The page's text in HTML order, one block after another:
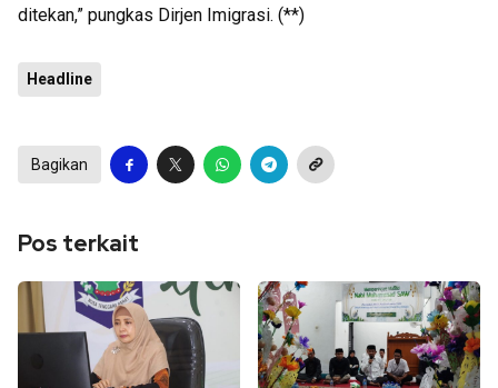
ditekan,” pungkas Dirjen Imigrasi. (**)
Headline
Bagikan
Pos terkait